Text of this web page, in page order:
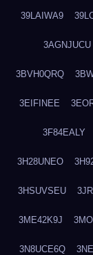
39LAIWA9
3AGNJUCU
3BVH0QRQ
3EIFINEE
3F84EALY
3H28UNEO
3HSUVSEU
3ME42K9J
3N8UCE6Q